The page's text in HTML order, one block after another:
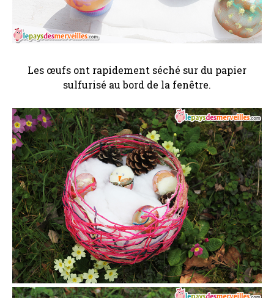
Les œufs ont rapidement séché sur du papier
sulfurisé au bord de la fenêtre.